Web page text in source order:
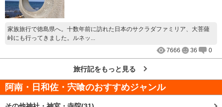
家族旅行で徳島県へ。十数年前に訪れた日本のサクラダファミリア、大菩薩
峠にも行ってきました。ルネッ...
7666
36 0
旅行記をもっと見る
阿南・日和佐・宍喰のおすすめジャンル